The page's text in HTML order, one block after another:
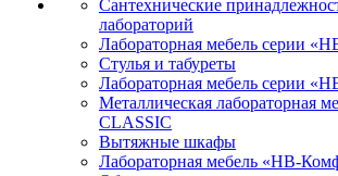
Сантехнические
лабораторий
Лабораторная мебель серии
Стулья и табуреты
Лабораторная мебель серии
Металлическая лабораторная
CLASSIC
Вытяжные шкафы
Лабораторная мебель «НВ-